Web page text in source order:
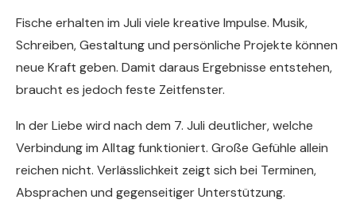
Fische erhalten im Juli viele kreative Impulse. Musik,
Schreiben, Gestaltung und persönliche Projekte können
neue Kraft geben. Damit daraus Ergebnisse entstehen,
braucht es jedoch feste Zeitfenster.
In der Liebe wird nach dem 7. Juli deutlicher, welche
Verbindung im Alltag funktioniert. Große Gefühle allein
reichen nicht. Verlässlichkeit zeigt sich bei Terminen,
Absprachen und gegenseitiger Unterstützung.